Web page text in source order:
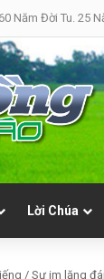
60 Năm Đời Tu. 25
Lời Chúa
/ Sự im lặng